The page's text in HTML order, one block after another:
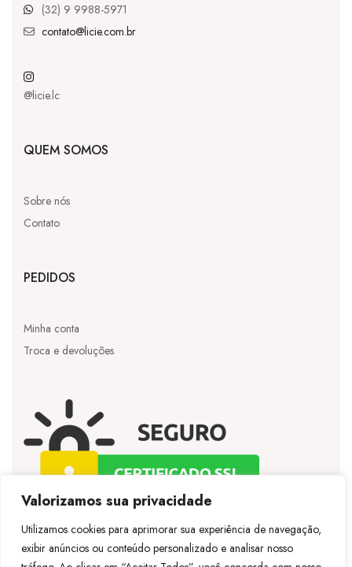
Valorizamos sua privacidade
Utilizamos cookies para aprimorar sua experiência de navegação,
exibir anúncios ou conteúdo personalizado e analisar nosso
(32) 9 9988-5971
contato@licie.com.br
@licie.lc
QUEM SOMOS
Sobre nós
Contato
PEDIDOS
Minha conta
Troca e devoluções